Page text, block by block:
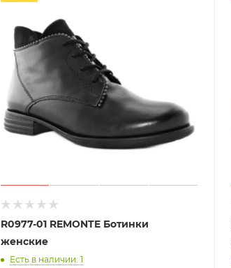
R0977-01 REMONTE Ботинки
женские
Есть в наличии: 1